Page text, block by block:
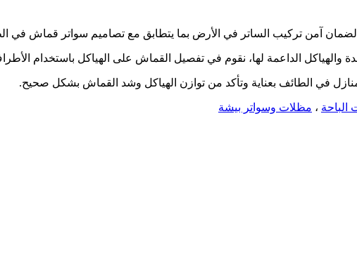
الداعمة لها، نقوم في تفصيل القماش على الهياكل باستخدام
في الطائف بعناية وتأكد من توازن الهياكل وشد القماش بشكل صحيح.
الباحة ، مظلات وسواتر بيشة